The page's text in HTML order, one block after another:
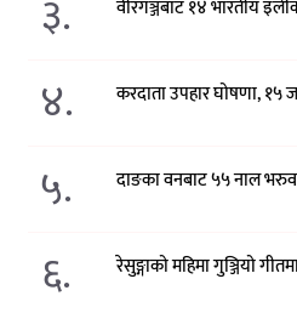
३. वीरगञ्जबाट १४ भारतीय
४. करदाता उपहार घोषणा,
५. दाङका वनबाट ५५ नाल
६. रेसुङ्गाको महिमा गुञ्जियो